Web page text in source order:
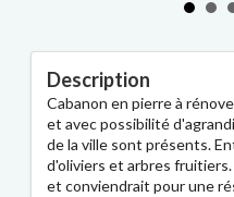
Description
Cabanon en pierre à
et avec possibilité
de la ville sont présents.
d'oliviers et arbres
et conviendrait pour une